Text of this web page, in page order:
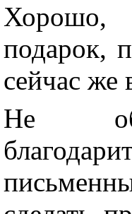
Хорошо,
подарок,
сейчас же
Не